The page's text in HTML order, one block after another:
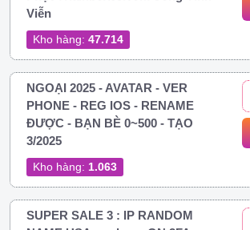
Viễn
Kho hàng: 47.714
NGOẠI 2025 - AVATAR - VER
PHONE - REG IOS - RENAME
ĐƯỢC - BẠN BÈ 0~500 - TẠO
3/2025
Kho hàng: 1.063
SUPER SALE 3 : IP RANDOM